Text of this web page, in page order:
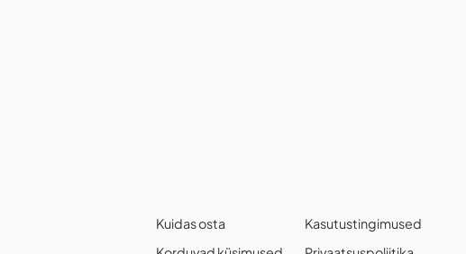
Kuidas osta
Kasutustingimused